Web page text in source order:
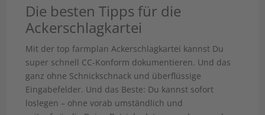
Die besten Tipps für die
Ackerschlagkartei
Mit der top farmplan Ackerschlagkartei kannst Du
super schnell CC-Konform dokumentieren. Und das
ganz ohne Schnickschnack und überflüssige
Eingabefelder. Und das Beste: Du kannst sofort
loslegen – ohne vorab umständlich und